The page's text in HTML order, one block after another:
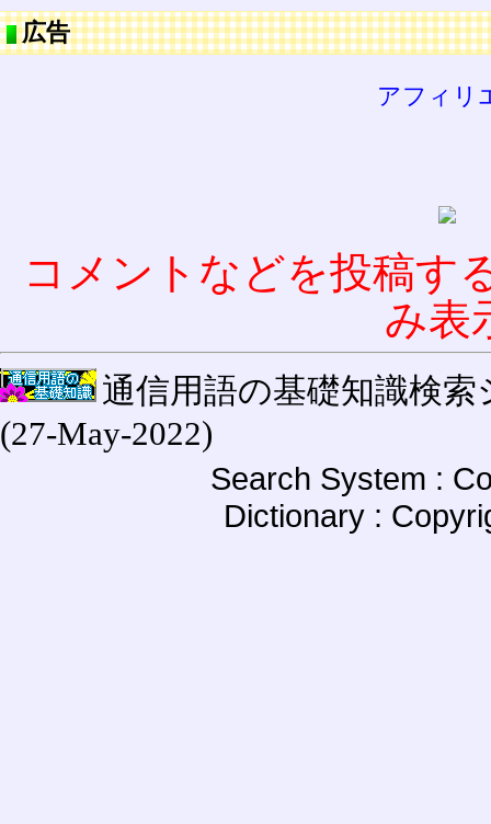
広告
アフィリ
コメントなどを投稿す
み表
通信用語の基礎知識検索
(27-May-2022)
Search System :
Dictionary :